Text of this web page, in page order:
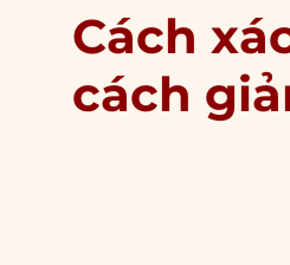
Cách
cách